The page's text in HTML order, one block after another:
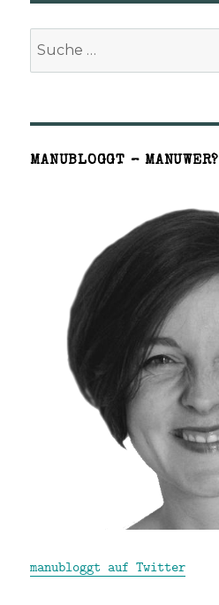
Suche
MANUBLOGGT – MANUWER?
manubloggt auf Twitter